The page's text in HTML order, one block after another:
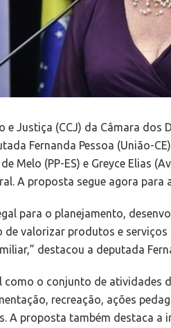
e Justiça (CCJ) da Câmara dos
Fernanda Pessoa (União-
Melo (PP-ES) e Greyce Elias
A proposta segue agora para
para o planejamento,
de valorizar produtos e
destacou a deputada
o conjunto de atividades
recreação, ações
A proposta também destaca a